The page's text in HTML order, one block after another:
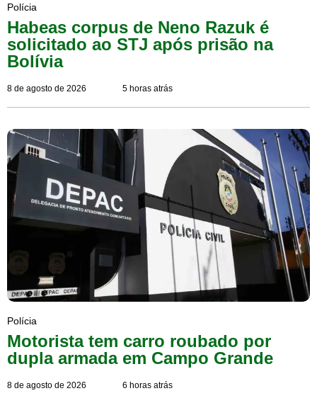
Polícia
Habeas corpus de Neno Razuk é
solicitado ao STJ após prisão na
Bolívia
8 de agosto de 2026 5 horas atrás
Polícia
Motorista tem carro roubado por
dupla armada em Campo Grande
8 de agosto de 2026 6 horas atrás